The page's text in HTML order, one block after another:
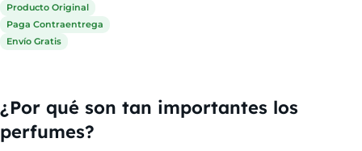
Producto Original
Paga Contraentrega
Envío Gratis
¿Por qué son tan importantes los
perfumes?